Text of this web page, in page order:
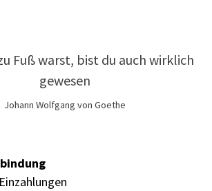
Fuß warst, bist du auch wirklich
gewesen
Johann Wolfgang von Goethe